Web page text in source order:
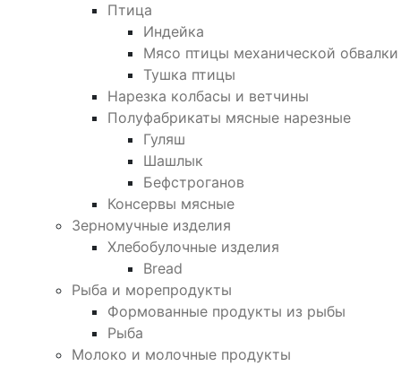
Птица
Индейка
Мясо птицы механической обвалки
Тушка птицы
Нарезка колбасы и ветчины
Полуфабрикаты мясные нарезные
Гуляш
Шашлык
Бефстроганов
Консервы мясные
Зерномучные изделия
Хлебобулочные изделия
Bread
Рыба и морепродукты
Формованные продукты из рыбы
Рыба
Молоко и молочные продукты